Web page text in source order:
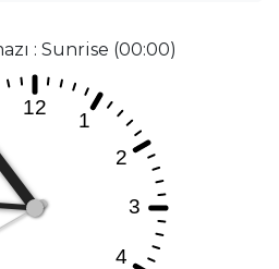
: Sunrise (00:00)